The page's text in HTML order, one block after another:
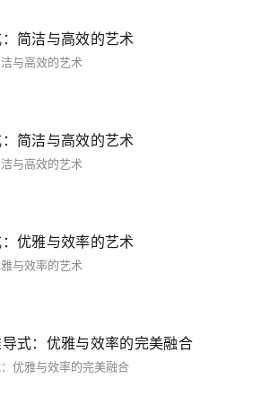
简洁与高效的艺术
与高效的艺术
简洁与高效的艺术
与高效的艺术
优雅与效率的艺术
与效率的艺术
式：优雅与效率的完美融合
优雅与效率的完美融合